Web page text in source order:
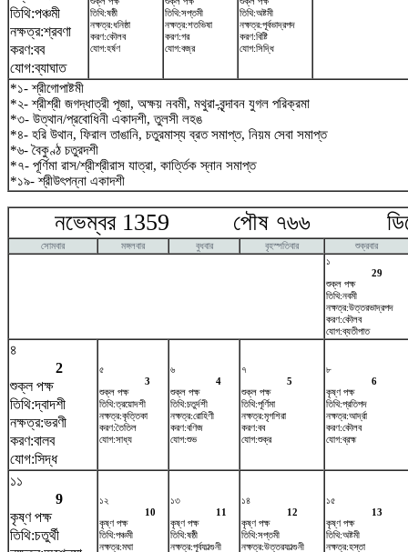
তিথি:পঞ্চমী
নক্ষত্র:শ্রবণা
করণ:বব
যোগ:ব্যাঘাত
তিথি:ষষ্ঠী
নক্ষত্র:ধনিষ্ঠা
করণ:কৌলব
যোগ:হর্ষণ
তিথি:সপ্তমী
নক্ষত্র:শতভিষ‌া
করণ:গর
যোগ:বজ্র
তিথি:অষ্টমী
নক্ষত্র:পূর্বভাদ্রপদ
করণ:বিষ্টি
যোগ:সিদ্ধি
*১- শ্রীগোপাষ্টমী
*২- শ্রীশ্রী জগদ্ধাত্রী পূজা, অক্ষয় নবমী, মথুরা-বৃন্দাবন যুগল পরিক্রমা
*৩- উত্থান/প্রবোধিনী একাদশী, তুলসী লহঙ
*৪- হরি উথান, ফিরাল তাঙানি, চতুরমাস্য ব্রত সমাপ্ত, নিয়ম সেবা সমাপ্ত
*৬- বৈকুণ্ঠ চতুরদশী
*৭- পূর্ণিমা রাস/শ্রীশ্রীরাস যাত্রা, কার্ত্তিক স্নান সমাপ্ত
*১৯- শ্রীউৎপন্না একাদশী
নভেম্বর 1359 পৌষ ৭৬৬
সোমবার মঙ্গলবার বুধবার বৃহস্পতিবার
শুক্রবার
১
29
শুক্ল পক্ষ
তিথি:নবমী
নক্ষত্র:উত্তরভাদ্রপদ
করণ:কৌলব
যোগ:ব্যতীপাত
৪
2
শুক্ল পক্ষ
তিথি:দ্বাদশী
নক্ষত্র:ভরণী
করণ:বালব
যোগ:সিদ্ধ
৫
3
শুক্ল পক্ষ
তিথি:ত্রয়োদশী
নক্ষত্র:কৃত্তিকা
করণ:তৈতিল
যোগ:সাধ্য
৬
4
শুক্ল পক্ষ
তিথি:চতুর্দশী
নক্ষত্র:রোহিণী
করণ:বণিজ
যোগ:শুভ
৭
5
শুক্ল পক্ষ
তিথি:পূর্ণিমা
নক্ষত্র:মৃগশিরা
করণ:বব
যোগ:শুক্র
৮
6
কৃষ্ণ পক্ষ
তিথি:প্রতিপদ
নক্ষত্র:আর্দ্রা
করণ:কৌলব
যোগ:ব্রহ্ম
১১
9
কৃষ্ণ পক্ষ
তিথি:চতুর্থী
১২
10
কৃষ্ণ পক্ষ
তিথি:পঞ্চমী
নক্ষত্র:মঘা
১৩
11
কৃষ্ণ পক্ষ
তিথি:ষষ্ঠী
নক্ষত্র:পূর্বফাল্গুনী
১৪
12
কৃষ্ণ পক্ষ
তিথি:সপ্তমী
নক্ষত্র:উত্তরফাল্গুনী
১৫
13
কৃষ্ণ পক্ষ
তিথি:অষ্টমী
নক্ষত্র:হস্তা